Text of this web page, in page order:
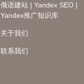
俄语建站 | Yandex SEO |
Yandex推广知识库
关于我们
联系我们